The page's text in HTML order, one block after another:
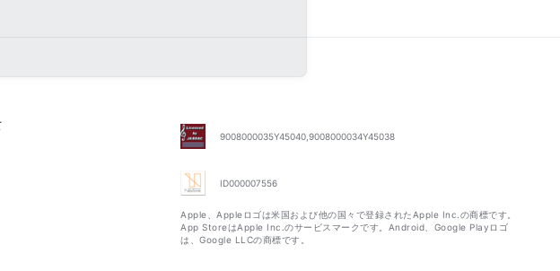
9008000035Y45040,9008000034Y45038
ID000007556
Apple、Appleロゴは米国および他の国々で登録されたApple Inc.の商標です。
App StoreはApple Inc.のサービスマークです。Android、Google Playロゴ
は、Google LLCの商標です。